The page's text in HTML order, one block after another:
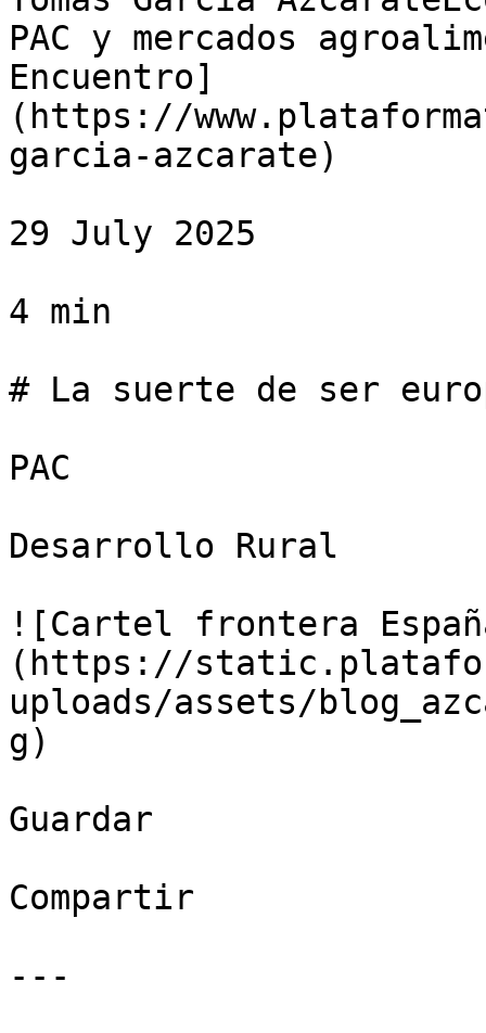
PAC y mercados
Encuentro]
(https://
garcia-azcarate)
29 July 2025
4 min
# La suerte de ser
PAC
Desarrollo Rural
![Cartel frontera
(https://
uploads/assets/
g)
Guardar
Compartir
---